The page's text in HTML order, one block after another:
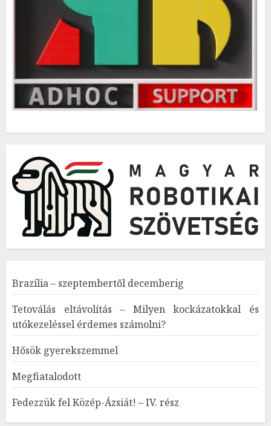
Brazília – szeptembertől decemberig
Tetoválás eltávolítás – Milyen kockázatokkal és
utókezeléssel érdemes számolni?
Hősök gyerekszemmel
Megfiatalodott
Fedezzük fel Közép-Ázsiát! – IV. rész